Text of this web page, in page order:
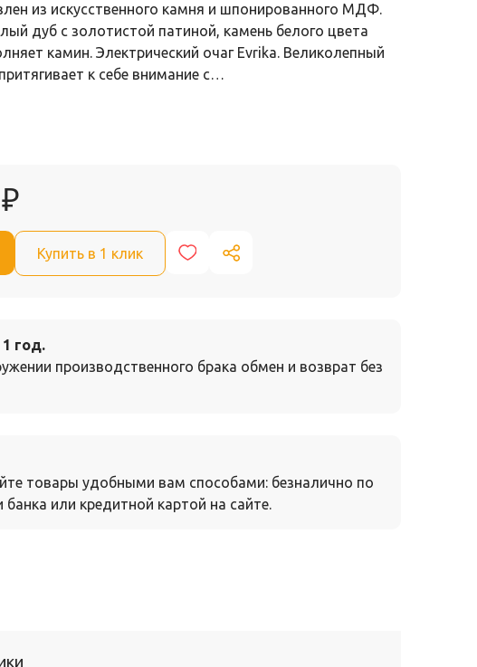
из искусственного камня и шпонированного МДФ.
дуб с золотистой патиной, камень белого цвета
камин. Электрический очаг Evrika. Великолепный
к себе внимание с…
₽
Купить в 1 клик
год.
производственного брака обмен и возврат без
товары удобными вам способами: безналично по
банка или кредитной картой на сайте.